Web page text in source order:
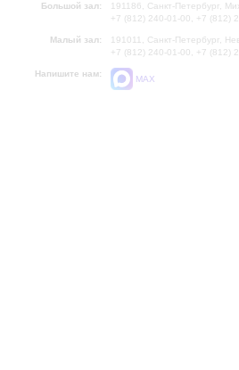
Большой зал:
191186, Санкт-Петербург,
+7 (812) 240-01-00, +7 (812)
Малый зал:
191011, Санкт-Петербург,
+7 (812) 240-01-00, +7 (812)
Напишите нам:
MAX